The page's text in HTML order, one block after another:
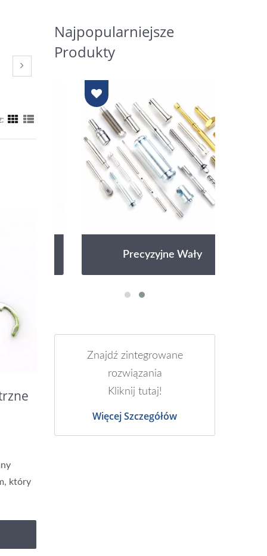
który
Najpopularniejsze
Produkty
Precyzyjne Wały
Znajdź zintegrowane
rozwiązania
Kliknij tutaj!
Więcej Szczegółów